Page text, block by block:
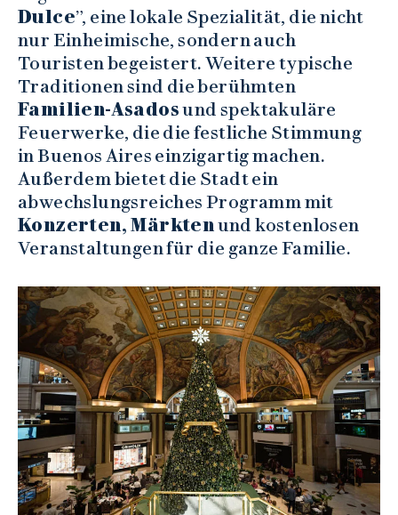
Dulce”, eine lokale Spezialität, die nicht
nur Einheimische, sondern auch
Touristen begeistert. Weitere typische
Traditionen sind die berühmten
Familien-Asadosund spektakuläre
Feuerwerke, die die festliche Stimmung
in Buenos Aires einzigartig machen.
Außerdem bietet die Stadt ein
abwechslungsreiches Programm mit
Konzerten, Märktenund kostenlosen
Veranstaltungen für die ganze Familie.